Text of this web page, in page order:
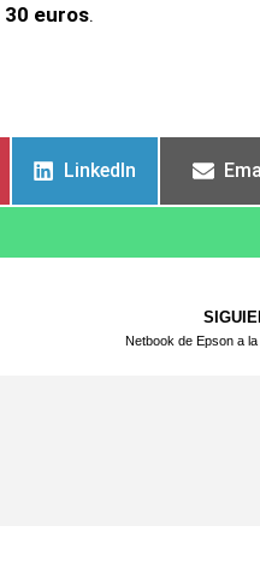
30 euros.
LinkedIn
Netbook de Epson a